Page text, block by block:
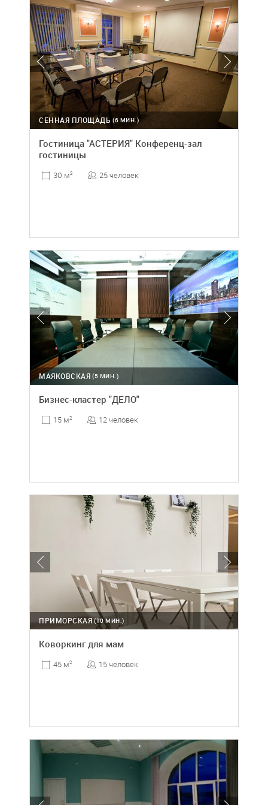
(6 МИН.)
СЕННАЯ ПЛОЩАДЬ
Гостиница "АСТЕРИЯ" Конференц-зал
гостиницы
30 м2 25 человек
(5 МИН.)
МАЯКОВСКАЯ
Бизнес-кластер "ДЕЛО"
15 м2 12 человек
(10 МИН.)
ПРИМОРСКАЯ
Коворкинг для мам
45 м2 15 человек